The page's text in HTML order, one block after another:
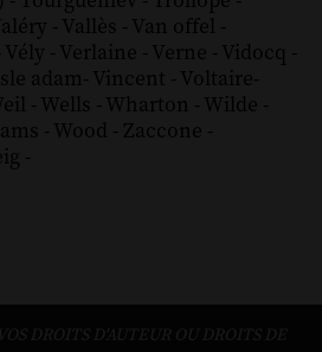
- Vallès - Van offel -
Vély - Verlaine - Verne - Vidocq -
adam- Vincent - Voltaire-
- Wells - Wharton - Wilde -
- Wood - Zaccone -
-